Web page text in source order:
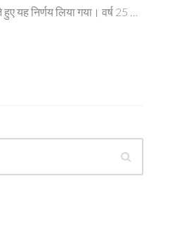
यह निर्णय लिया गया। वर्ष 25 की
जताई है।